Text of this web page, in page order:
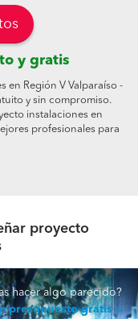
y gratis
en Región V Valparaíso -
y sin compromiso.
instalaciones en
profesionales para
proyecto
hacer algo parecido?
presupuesto gratis